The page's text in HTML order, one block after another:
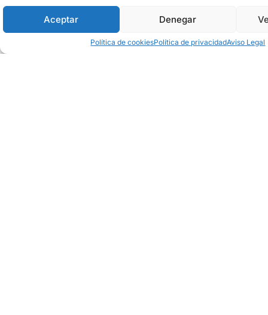
Aceptar Denegar
Política de cookiesPolítica de privacidadAviso Legal
Imagen personal
Técnico en Peluquería y Cosmética